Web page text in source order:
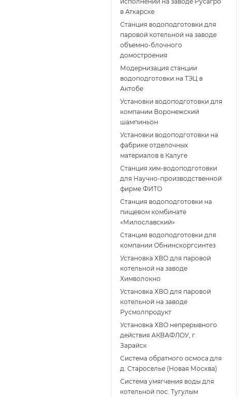
в Аткарске
Станция водоподготовки для
паровой котельной на заводе
объемно-блочного
домостроения
Модернизация станции
водоподготовки на ТЭЦ в
Актобе
Установки водоподготовки для
компании Воронежский
шампиньон
Установки водоподготовки на
фабрике отделочных
материалов в Калуге
Станция хим-водоподготовки
для Научно-производственной
фирме ФИТО
Станция водоподготовки на
пищевом комбинате
«Милославский»
Станция водоподготовки для
компании Обнинскоргсинтез
Установка ХВО для паровой
котельной на заводе
Химволокно
Установка ХВО для паровой
котельной на заводе
Русмолпродукт
Установка ХВО непрерывного
действия АКВАФЛОУ, г.
Зарайск
Система обратного осмоса для
д. Староселье (Новая Москва)
Система умягчения воды для
котельной пос. Тугулым